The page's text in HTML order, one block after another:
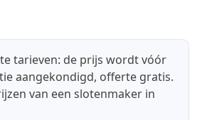
tarieven: de prijs wordt vóór
aangekondigd, offerte gratis.
van een slotenmaker in